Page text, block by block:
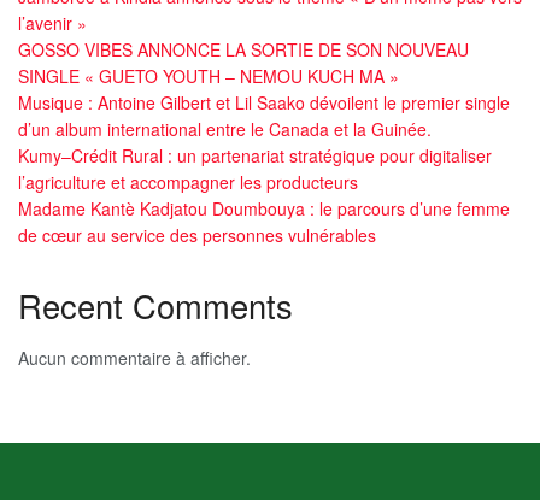
l’avenir »
GOSSO VIBES ANNONCE LA SORTIE DE SON NOUVEAU
SINGLE « GUETO YOUTH – NEMOU KUCH MA »
Musique : Antoine Gilbert et Lil Saako dévoilent le premier single
d’un album international entre le Canada et la Guinée.
Kumy–Crédit Rural : un partenariat stratégique pour digitaliser
l’agriculture et accompagner les producteurs
Madame Kantè Kadjatou Doumbouya : le parcours d’une femme
de cœur au service des personnes vulnérables
Recent Comments
Aucun commentaire à afficher.